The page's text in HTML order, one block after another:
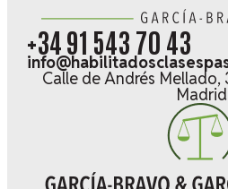
+34 91 543 70 43
Calle de Andrés Mellado,
Madrid